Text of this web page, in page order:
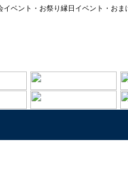
イベント・お祭り縁日イベント・お